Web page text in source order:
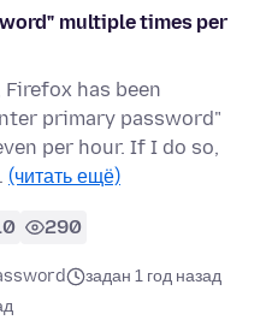
multiple times per
has been
primary password"
per hour. If I do so,
(читать ещё)
290
задан 1 год назад